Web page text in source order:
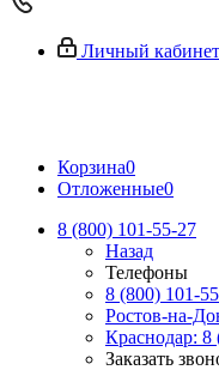
Личный кабинет
Корзина0
Отложенные0
8 (800) 101-55-27
Назад
Телефоны
8 (800) 101-
Ростов-на-
Краснодар: 8
Заказать